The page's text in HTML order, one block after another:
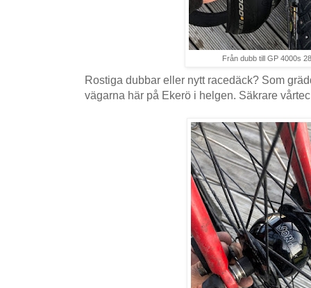
Från dubb till GP 4000s
Rostiga dubbar eller nytt racedäck? Som
vägarna här på Ekerö i helgen. Säkrare